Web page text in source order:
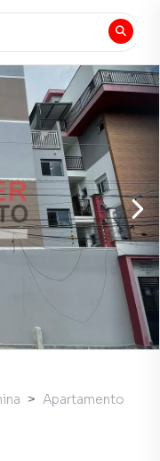
Apartamento